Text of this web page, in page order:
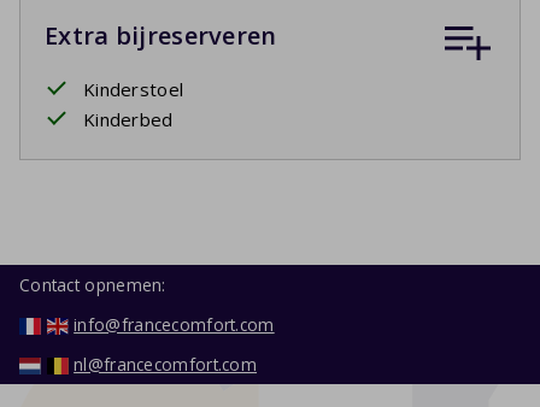
Extra bijreserveren
Kinderstoel
Kinderbed
Contact opnemen:
info@francecomfort.com
nl@francecomfort.com